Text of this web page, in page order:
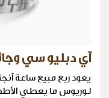
آي دبليو سي
يعود ريع مبيع ساعة
لوريوس ما يعطي